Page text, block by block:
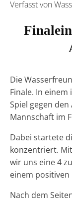
Verfasst von
Die
Finale. In
Spiel gegen
Mannschaft im
Dabei startete
konzentriert.
wir uns eine 4
einem positiven
Nach dem